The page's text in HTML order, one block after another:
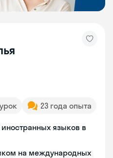
23 года опыта
иностранных языков в
на международных